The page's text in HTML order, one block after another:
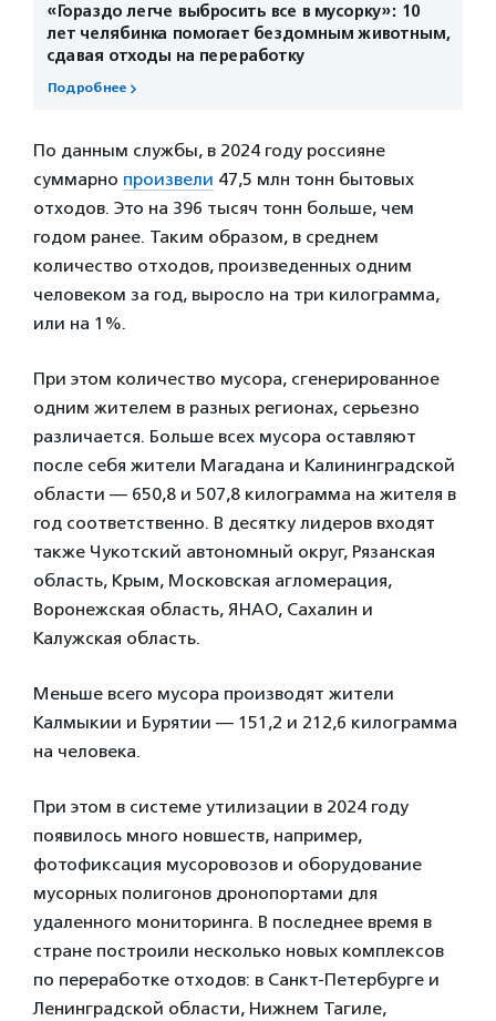
«Гораздо легче выбросить все в мусорку»: 10
лет челябинка помогает бездомным животным,
сдавая отходы на переработку
Подробнее
По данным службы, в 2024 году россияне
суммарно произвели 47,5 млн тонн бытовых
отходов. Это на 396 тысяч тонн больше, чем
годом ранее. Таким образом, в среднем
количество отходов, произведенных одним
человеком за год, выросло на три килограмма,
или на 1%.
При этом количество мусора, сгенерированное
одним жителем в разных регионах, серьезно
различается. Больше всех мусора оставляют
после себя жители Магадана и Калининградской
области — 650,8 и 507,8 килограмма на жителя в
год соответственно. В десятку лидеров входят
также Чукотский автономный округ, Рязанская
область, Крым, Московская агломерация,
Воронежская область, ЯНАО, Сахалин и
Калужская область.
Меньше всего мусора производят жители
Калмыкии и Бурятии — 151,2 и 212,6 килограмма
на человека.
При этом в системе утилизации в 2024 году
появилось много новшеств, например,
фотофиксация мусоровозов и оборудование
мусорных полигонов дронопортами для
удаленного мониторинга. В последнее время в
стране построили несколько новых комплексов
по переработке отходов: в Санкт-Петербурге и
Ленинградской области, Нижнем Тагиле,